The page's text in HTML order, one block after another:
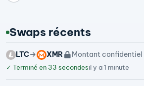
Swaps récents
LTC XMR Montant confidentiel
✓ Terminé en 33 secondesil y a 1 minute